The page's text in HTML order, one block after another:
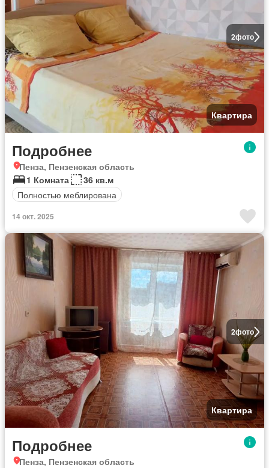
2фото
Квартира
Подробнее
Пенза, Пензенская область
1 Комната
36 кв.м
Полностью меблирована
14 окт. 2025
2фото
Квартира
Подробнее
Пенза, Пензенская область